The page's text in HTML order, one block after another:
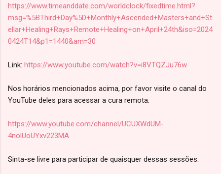
https://www.timeanddate.com/worldclock/fixedtime.html?
msg=%5BThird+Day%5D+Monthly+Ascended+Masters+and+St
ellar+Healing+Rays+Remote+Healing+on+April+24th&iso=2024
0424T14&p1=1440&am=30
Link: https://www.youtube.com/watch?v=i8VTQZJu76w
Nos horários mencionados acima, por favor visite o canal do
YouTube deles para acessar a cura remota.
https://www.youtube.com/channel/UCUXWdUM-
4nolUoUYxv223MA
Sinta-se livre para participar de quaisquer dessas sessões.